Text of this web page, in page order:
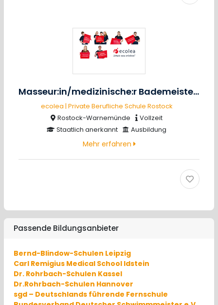
Masseur:in/medizinische:r Bademeister:in
ecolea | Private Berufliche Schule Rostock
Rostock-Warnemünde
Vollzeit
Staatlich anerkannt
Ausbildung
Mehr erfahren
Passende Bildungsanbieter
Bernd-Blindow-Schulen Leipzig
Carl Remigius Medical School Idstein
Dr. Rohrbach-Schulen Kassel
Dr.Rohrbach-Schulen Hannover
sgd – Deutschlands führende Fernschule